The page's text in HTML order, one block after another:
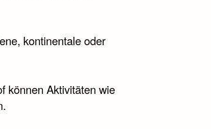
kontinentale oder
können Aktivitäten wie